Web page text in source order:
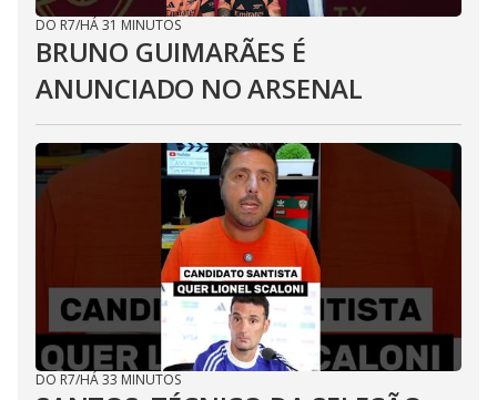
DO R7/HÁ 31 MINUTOS
BRUNO GUIMARÃES É
ANUNCIADO NO ARSENAL
DO R7/HÁ 33 MINUTOS